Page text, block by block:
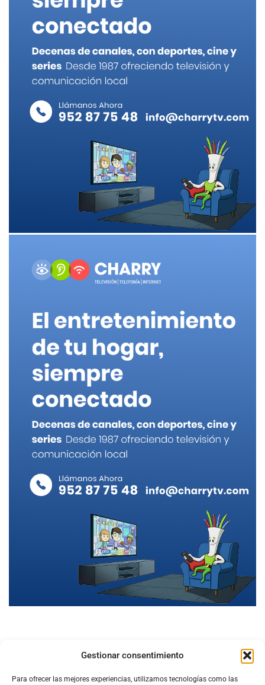
Gestionar consentimiento
Para ofrecer las mejores experiencias, utilizamos tecnologías como las